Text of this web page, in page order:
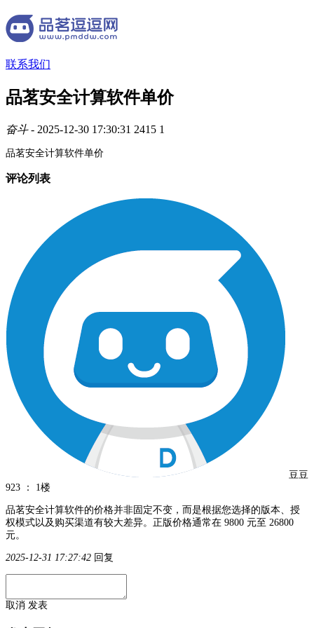
联系我们
品茗安全计算软件单价
奋斗- 2025-12-30 17:30:31 2415 1
品茗安全计算软件单价
评论列表
豆豆
923
： 1楼
品茗安全计算软件的价格并非固定不变，而是根据您选择的版本、授
权模式以及购买渠道有较大差异。正版价格通常在 9800 元至 26800
元。
2025-12-31 17:27:42 回复
取消 发表